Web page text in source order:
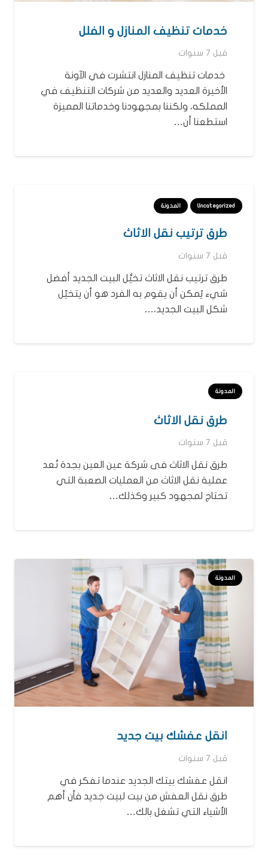
خدمات تنظيف المنازل و الفلل
قبل 7 سنوات
خدمات تنظيف المنازل انتشرت في الآونة
الأخيرة العديد والعديد من شركات التنظيف في
المملكه، ولكننا بمجهودنا وخدماتنا المميزة
استطعنا أن…
Uncategorized المدونة
طرق ترتيب نقل الاثاث
قبل 7 سنوات
طرق ترتيب نقل الاثاث تخيُّل البيت الجديد أفضل
شيء يُمكن أن يقوم به الفرد هو أن يتخيّل
شكل البيت الجديد،…
المدونة
طرق نقل الاثاث
قبل 7 سنوات
طرق نقل الاثاث فى شركة عين العين بجدة تُعد
عملية نقل الاثاث من العمليات الصعبة التي
تحتاج لمجهود كبير وكذلك…
المدونة
انقل عفشك بيت جديد
قبل 7 سنوات
انقل عفشك بيتك الجديد عندما تفكر في
طرق نقل العفش من بيت لبيت جديد فأن أهم
الأشياء التي تشغل بالك…